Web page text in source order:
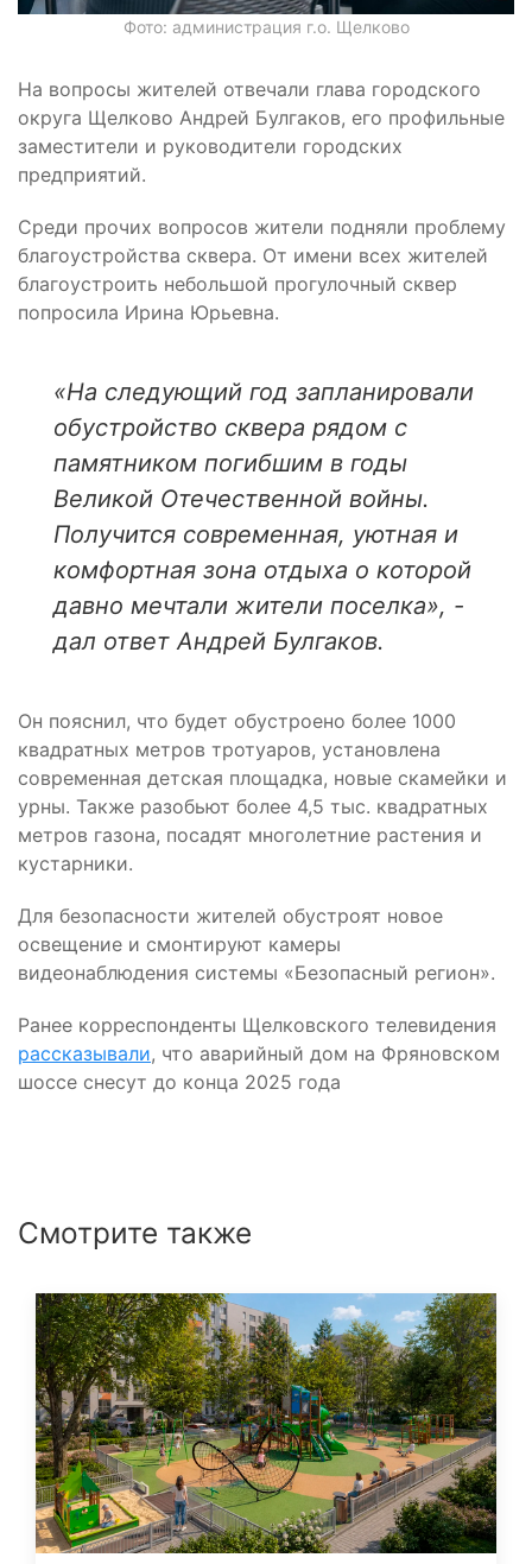
Фото: администрация г.о. Щелково
На вопросы жителей отвечали глава городского
округа Щелково Андрей Булгаков, его профильные
заместители и руководители городских
предприятий.
Среди прочих вопросов жители подняли проблему
благоустройства сквера. От имени всех жителей
благоустроить небольшой прогулочный сквер
попросила Ирина Юрьевна.
«На следующий год запланировали
обустройство сквера рядом с
памятником погибшим в годы
Великой Отечественной войны.
Получится современная, уютная и
комфортная зона отдыха о которой
давно мечтали жители поселка», -
дал ответ Андрей Булгаков.
Он пояснил, что будет обустроено более 1000
квадратных метров тротуаров, установлена
современная детская площадка, новые скамейки и
урны. Также разобьют более 4,5 тыс. квадратных
метров газона, посадят многолетние растения и
кустарники.
Для безопасности жителей обустроят новое
освещение и смонтируют камеры
видеонаблюдения системы «Безопасный регион».
Ранее корреспонденты Щелковского телевидения
рассказывали, что аварийный дом на Фряновском
шоссе снесут до конца 2025 года
Смотрите также